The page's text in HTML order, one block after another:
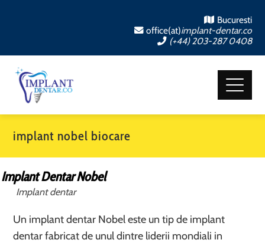
Bucuresti
office(at)implant-dentar.co
(+44) 203-287 0408
implant nobel biocare
Implant Dentar Nobel
Implant dentar
Un implant dentar Nobel este un tip de implant
dentar fabricat de unul dintre liderii mondiali in